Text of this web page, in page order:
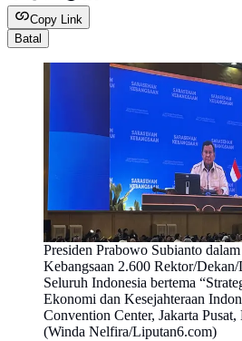
Copy Link
Batal
Presiden Prabowo Subianto dalam
Kebangsaan 2.600 Rektor/
Seluruh Indonesia bertema
Ekonomi dan Kesejahteraan
Convention Center, Jakarta
(Winda Nelfira/Liputan6.com)